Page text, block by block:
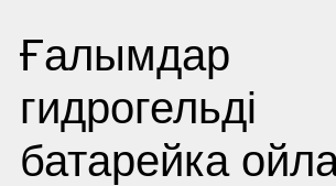
Ғалымдар
гидрогельді
батарейка